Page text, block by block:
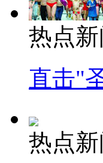
热点新
直击"
热点新